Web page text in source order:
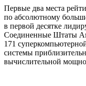
Первые два места
по абсолютному
в первой десятке
Соединенные Штаты
171
системы
вычислительной